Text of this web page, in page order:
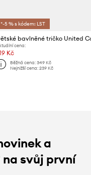
*-5 % s kódem: LST
cena:
Kč
Běžná cena: 349 Kč
Nejnižší cena: 239 Kč
a
svůj první